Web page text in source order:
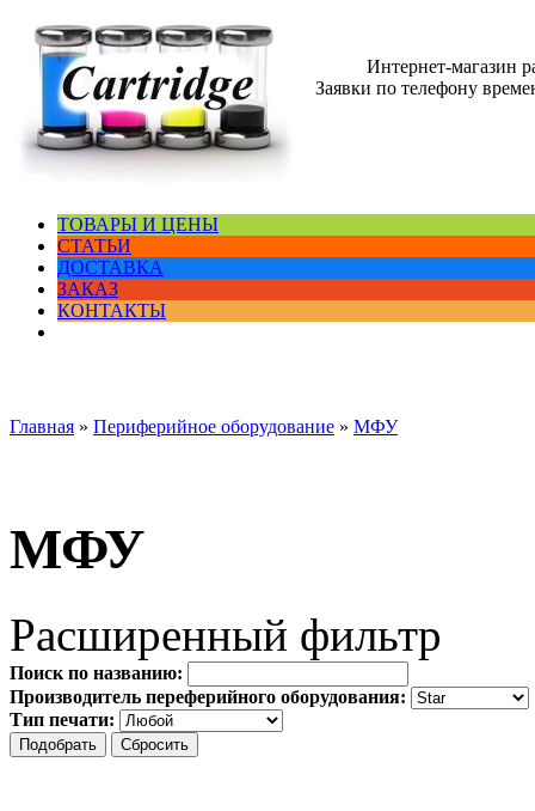
Интернет-магазин
Заявки по телефону
ТОВАРЫ И ЦЕНЫ
СТАТЬИ
ДОСТАВКА
ЗАКАЗ
КОНТАКТЫ
Главная » Периферийное оборудование » МФУ
МФУ
Расширенный фильтр
Поиск по названию:
Производитель переферийного оборудования:
Тип печати: